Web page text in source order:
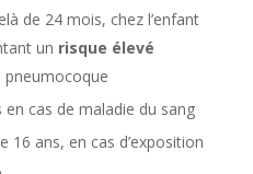
de 24 mois, chez l’enfant
un risque élevé
pneumocoque
en cas de maladie du sang
16 ans, en cas d’exposition